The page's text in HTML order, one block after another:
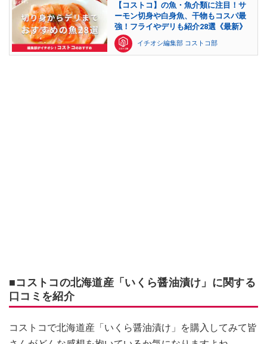
【コストコ】の魚・魚介類に注目！サ
ーモン切身や白身魚、干物もコスパ最
強！フライやデリも紹介28選《最新》
イチオシ編集部 コストコ部
■コストコの北海道産「いくら醤油漬け」に関する
口コミを紹介
コストコで北海道産「いくら醤油漬け」を購入してみて皆